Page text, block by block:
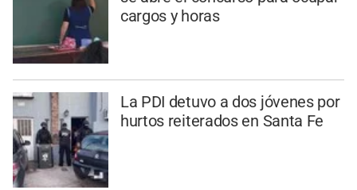
cargos y horas
La PDI detuvo a dos jóvenes por
hurtos reiterados en Santa Fe